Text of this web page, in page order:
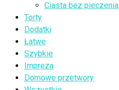
Ciasta bez pieczenia
Torty
Dodatki
Łatwe
Szybkie
Impreza
Domowe przetwory